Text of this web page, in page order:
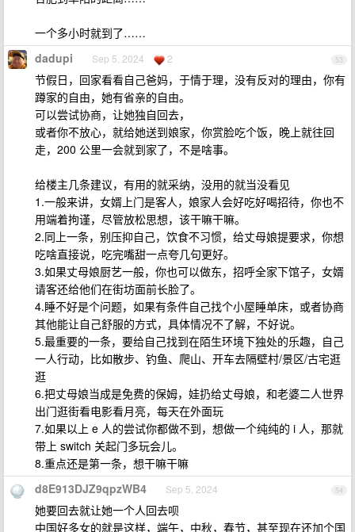
一个多小时就到了……
53
dadupi Sep 5, 2024 2
节假日，回家看看自己爸妈，于情于理，没有反对的理由，你有
蹲家的自由，她有省亲的自由。
可以尝试协商，让她独自回去，
或者你不放心，就给她送到娘家，你赏脸吃个饭，晚上就往回
走，200 公里一会就到家了，不是啥事。
给楼主几条建议，有用的就采纳，没用的就当没看见
1.一般来讲，女婿上门是客人，娘家人会好吃好喝招待，你也不
用端着拘谨，尽管放松思想，该干嘛干嘛。
2.同上一条，别压抑自己，饮食不习惯，给丈母娘提要求，你想
吃啥直接说，吃完嘴甜一点夸几句更好。
3.如果丈母娘厨艺一般，你也可以做东，招呼全家下馆子，女婿
请客还给他们在街坊面前长脸了。
4.睡不好是个问题，如果有条件自己找个小屋睡单床，或者协商
其他能让自己舒服的方式，具体情况不了解，不好说。
5.最重要的一条，要给自己找到在陌生环境下独处的乐趣，自己
一人行动，比如散步、钓鱼、爬山、开车去隔壁村/景区/古宅逛
逛
6.把丈母娘当成是免费的保姆，娃扔给丈母娘，和老婆二人世界
出门逛街看电影看月亮，每天在外面玩
7.如果以上 e 人的尝试你都做不到，想做一个纯纯的 i 人，那就
带上 switch 关起门多玩会儿。
8.重点还是第一条，想干嘛干嘛
54
d8E913DJZ9qpzWB4 Sep 5, 2024
她要回去就让她一个人回去呗
中国好多女的就是这样，端午，中秋，春节，甚至现在还加个国